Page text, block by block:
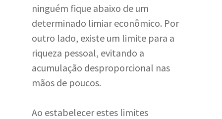
ninguém fique abaixo de um
determinado limiar econômico. Por
outro lado, existe um limite para a
riqueza pessoal, evitando a
acumulação desproporcional nas
mãos de poucos.
Ao estabelecer estes limites